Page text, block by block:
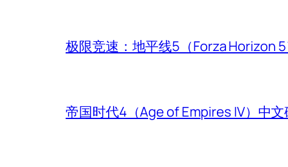
极限竞速：地平线5（Forza Horizon
帝国时代4（Age of Empires IV）中